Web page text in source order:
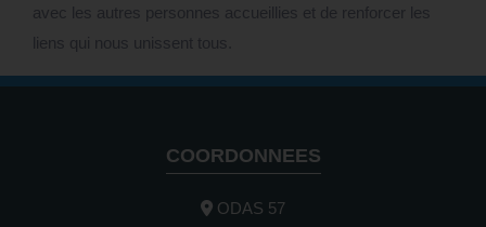
avec les autres personnes accueillies et de renforcer les
liens qui nous unissent tous.
COORDONNEES
ODAS 57